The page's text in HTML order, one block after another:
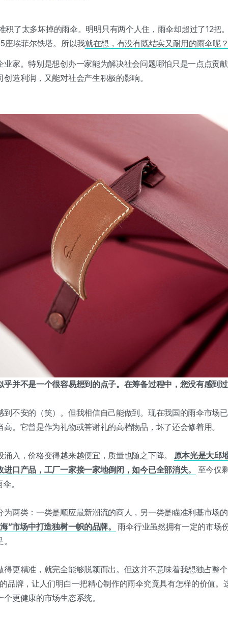
积了太多坏掉的雨伞。明明只有两个人住，雨伞却超过了12把
座埃菲尔铁塔。所以我就在想，有没有既结实又耐用的雨伞呢
业家。特别是想创办一家能为解决社会问题哪怕只是一点点贡
造利润，又能对社会产生积极的影响。
乎并不是一个很容易想到的点子。在筹备过程中，您没有感到
到不安的（笑）。但我相信自己能做到。现在我国的雨伞市场
。它曾是作为礼物或答谢礼的高档物品，坏了还会修着用。
入，价格变得越来越便宜，质量也随之下降。
原本光是大邱
口产品，工厂一家接一家地倒闭，如今已全部消失。
至今仅
。
为两类：一类是顺应最新潮流的商人，另一类是瞄准利基市场
”市场中打造独树一帜的品牌。
雨伞行业虽然拥有一定的市场
得更精准，就完全能够脱颖而出。但这并不意味着我想独占整
品牌，让人们明白一把精心制作的雨伞究竟具有怎样的价值。
更健康的市场生态系统。